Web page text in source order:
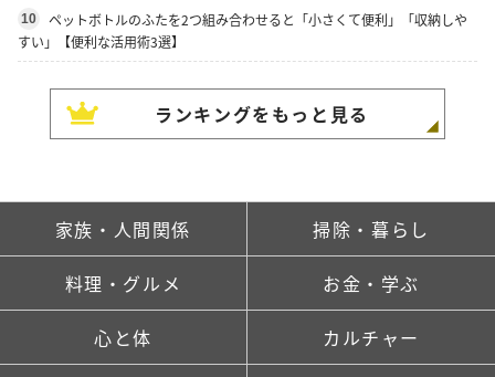
10
ペットボトルのふたを2つ組み合わせると「小さくて便利」「収納しや
すい」【便利な活用術3選】
ランキングをもっと見る
家族・人間関係 掃除・暮らし
料理・グルメ お金・学ぶ
心と体 カルチャー